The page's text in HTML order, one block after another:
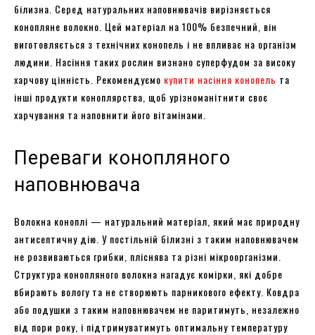
білизна. Серед натуральних наповнювачів вирізняється
конопляне волокно. Цей матеріал на 100% безпечний, він
виготовляється з технічних конопель і не впливає на організм
людини. Насіння таких рослин визнано суперфудом за високу
харчову цінність. Рекомендуємо купити насіння конопель та
інші продукти коноплярства, щоб урізноманітнити своє
харчування та наповнити його вітамінами.
Переваги конопляного
наповнювача
Волокна коноплі — натуральний матеріал, який має природну
антисептичну дію. У постільній білизні з таким наповнювачем
не розвиваються грибки, пліснява та різні мікроорганізми.
Структура конопляного волокна нагадує комірки, які добре
вбирають вологу та не створюють парникового ефекту. Ковдра
або подушки з таким наповнювачем не паритимуть, незалежно
від пори року, і підтримуватимуть оптимальну температуру